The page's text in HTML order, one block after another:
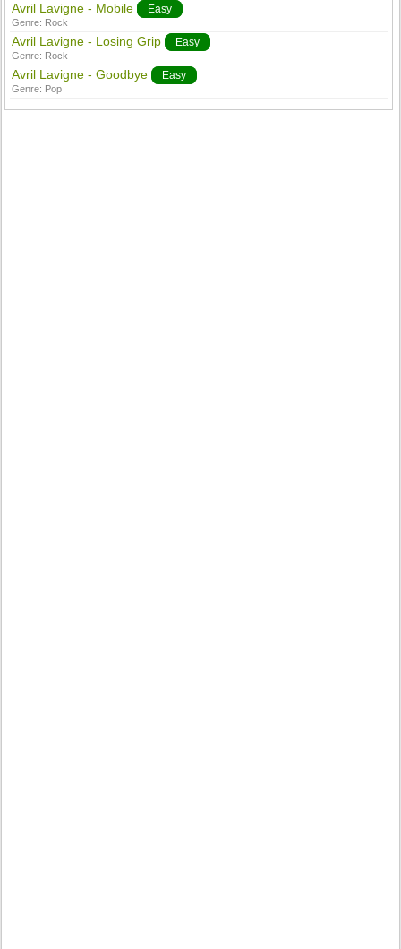
Avril Lavigne - Mobile Easy
Genre: Rock
Avril Lavigne - Losing Grip Easy
Genre: Rock
Avril Lavigne - Goodbye Easy
Genre: Pop